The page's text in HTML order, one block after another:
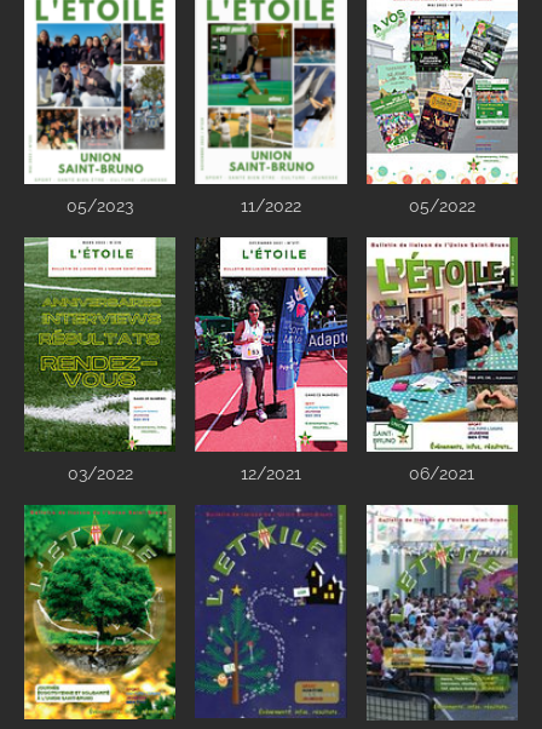
05/2023 11/2022 05/2022
03/2022 12/2021 06/2021